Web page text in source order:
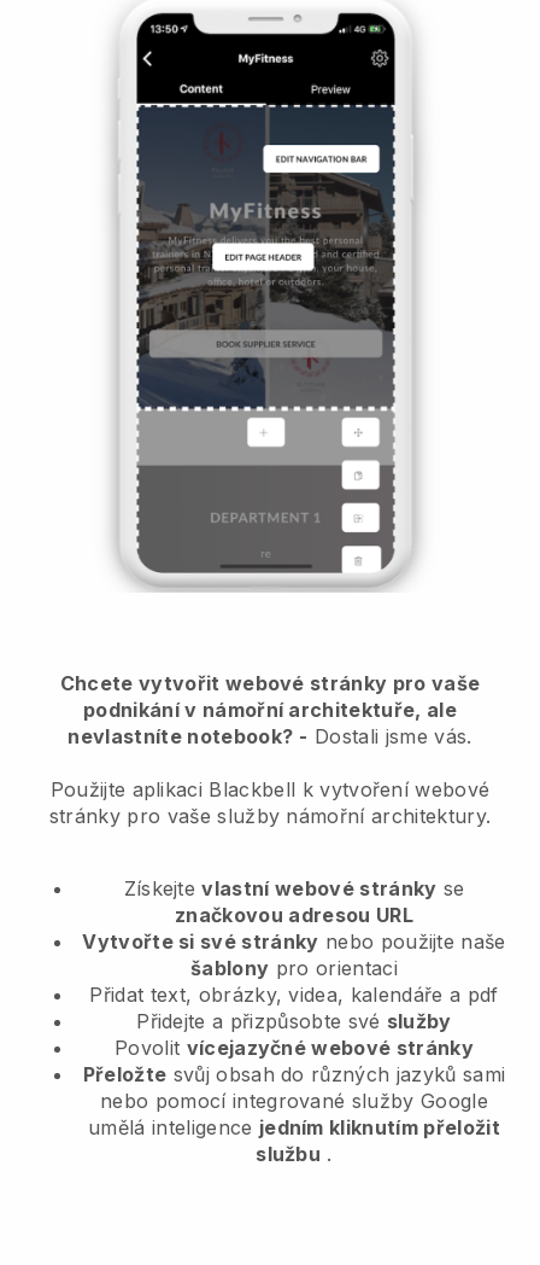
Chcete vytvořit webové stránky pro vaše
podnikání v námořní architektuře, ale
nevlastníte notebook? - Dostali jsme vás.
Použijte aplikaci Blackbell k vytvoření webové
stránky pro vaše služby námořní architektury.
Získejtevlastní webové stránky se
značkovou adresou URL
Vytvořte si své stránky nebo použijte naše
šablony pro orientaci
Přidat text, obrázky, videa, kalendáře a pdf
Přidejte a přizpůsobte své služby
Povolit vícejazyčné webové stránky
Přeložte svůj obsah do různých jazyků sami
nebo pomocí integrované služby Google
umělá inteligence jedním kliknutím přeložit
službu .